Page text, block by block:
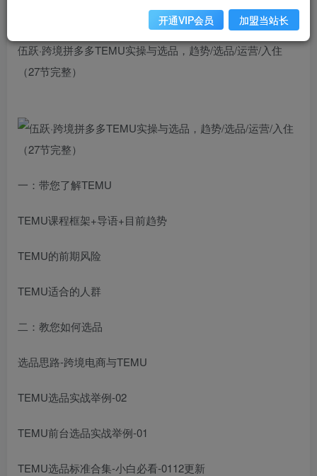
3009 143
伍跃·跨境拼多多TEMU实操与选品，​趋势/选品/运营/入住
（27节完整）
一：带您了解TEMU
TEMU课程框架+导语+目前趋势
TEMU的前期风险
TEMU适合的人群
二：教您如何选品
选品思路-跨境电商与TEMU
TEMU选品实战举例-02
TEMU前台选品实战举例-01
TEMU选品标准合集-小白必看-0112更新
开通VIP会员 加盟当站长